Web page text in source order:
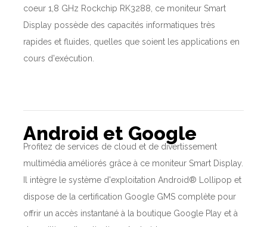
coeur 1,8 GHz Rockchip RK3288, ce moniteur Smart
Display possède des capacités informatiques très
rapides et fluides, quelles que soient les applications en
cours d'exécution.
Android et Google
Profitez de services de cloud et de divertissement
multimédia améliorés grâce à ce moniteur Smart Display.
Il intègre le système d'exploitation Android® Lollipop et
dispose de la certification Google GMS complète pour
offrir un accès instantané à la boutique Google Play et à